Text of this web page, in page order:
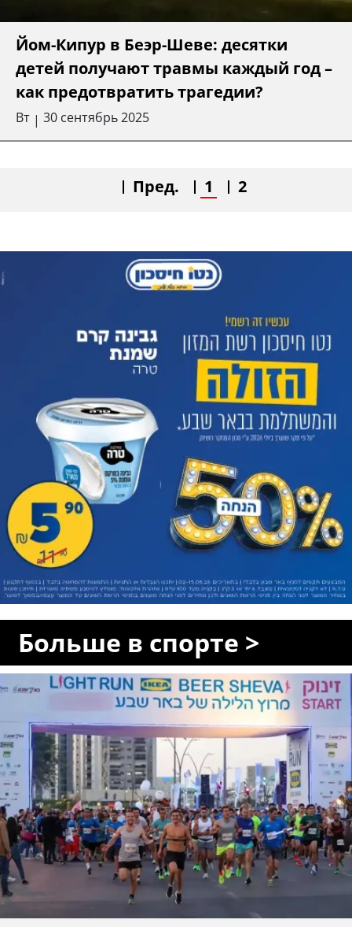
Йом-Кипур в Беэр-Шеве: десятки
детей получают травмы каждый год –
как предотвратить трагедии?
Вт | 30 сентябрь 2025
Пред. 1 2
Больше в спорте >